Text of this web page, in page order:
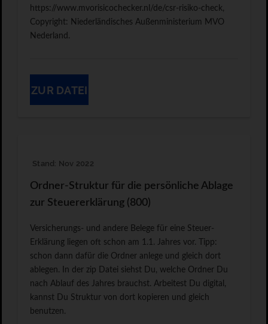
https://www.mvorisicochecker.nl/de/csr-risiko-check,
Copyright: Niederländisches Außenministerium MVO
Nederland.
ZUR DATEI
Stand: Nov 2022
Ordner-Struktur für die persönliche Ablage
zur Steuererklärung (800)
Versicherungs- und andere Belege für eine Steuer-
Erklärung liegen oft schon am 1.1. Jahres vor. Tipp:
schon dann dafür die Ordner anlege und gleich dort
ablegen. In der zip Datei siehst Du, welche Ordner Du
nach Ablauf des Jahres brauchst. Arbeitest Du digital,
kannst Du Struktur von dort kopieren und gleich
benutzen.